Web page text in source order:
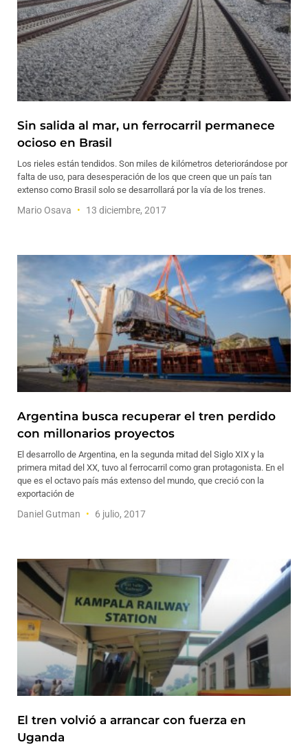
Sin salida al mar, un ferrocarril permanece
ocioso en Brasil
Los rieles están tendidos. Son miles de kilómetros deteriorándose por
falta de uso, para desesperación de los que creen que un país tan
extenso como Brasil solo se desarrollará por la vía de los trenes.
Mario Osava 13 diciembre, 2017
Argentina busca recuperar el tren perdido
con millonarios proyectos
El desarrollo de Argentina, en la segunda mitad del Siglo XIX y la
primera mitad del XX, tuvo al ferrocarril como gran protagonista. En el
que es el octavo país más extenso del mundo, que creció con la
exportación de
Daniel Gutman 6 julio, 2017
El tren volvió a arrancar con fuerza en
Uganda